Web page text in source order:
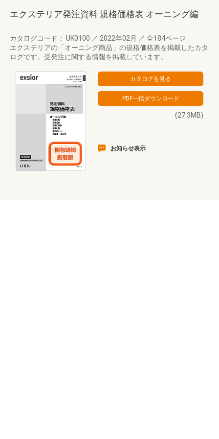
エクステリア発注資料 規格価格表 オーニング編
カタログコード： UK0100 ／ 2022年02月 ／ 全184ページ
エクステリアの「オーニング商品」の規格価格表を掲載したカタ
ログです。受発注に関する情報を掲載しています。
(27.3MB)
お知らせ表示